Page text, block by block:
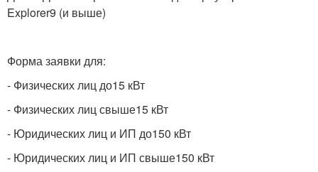
Explorer9 (и выше)
Форма заявки для:
- Физических лиц до15 кВт
- Физических лиц свыше15 кВт
- Юридических лиц и ИП до150 кВт
- Юридических лиц и ИП свыше150 кВт